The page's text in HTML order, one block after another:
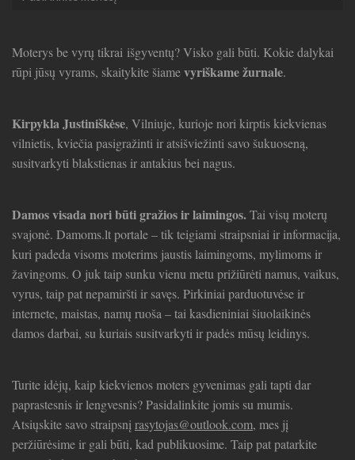
Moterys be vyrų tikrai išgyventų? Visko gali būti. Kokie dalykai
rūpi jūsų vyrams, skaitykite šiamevyriškame žurnale.
Kirpykla Justiniškėse, Vilniuje, kurioje nori kirptis kiekvienas
vilnietis, kviečia pasigražinti ir atsišviežinti savo šukuoseną,
susitvarkyti blakstienas ir antakius bei nagus.
Damos visada nori būti gražios ir laimingos.Tai visų moterų
svajonė. Damoms.lt portale – tik teigiami straipsniai ir informacija,
kuri padeda visoms moterims jaustis laimingoms, mylimoms ir
žavingoms. O juk taip sunku vienu metu prižiūrėti namus, vaikus,
vyrus, taip pat nepamiršti ir savęs. Pirkiniai parduotuvėse ir
internete, maistas, namų ruoša – tai kasdieniniai šiuolaikinės
damos darbai, su kuriais susitvarkyti ir padės mūsų leidinys.
Turite idėjų, kaip kiekvienos moters gyvenimas gali tapti dar
paprastesnis ir lengvesnis? Pasidalinkite jomis su mumis.
Atsiųskite savo straipsnįrasytojas@outlook.com, mes jį
peržiūrėsime ir gali būti, kad publikuosime. Taip pat patarkite